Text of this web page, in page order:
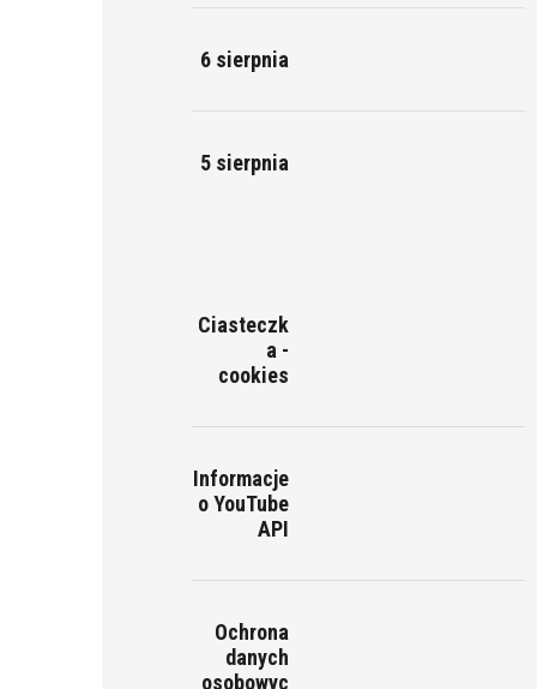
6 sierpnia
5 sierpnia
Ciasteczk
a -
cookies
Informacje
o YouTube
API
Ochrona
danych
osobowyc